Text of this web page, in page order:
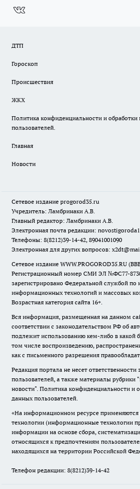
ДТП
Гороскоп
Происшествия
ЖКХ
Политика конфиденциальности и
пользователей.
Главная
Новости
Сетевое издание progorod35.ru
Учредитель: Ламбринаки А.В.
Главный редактор: Ламбринаки А.В.
Электронная почта редакции:
Телефоны: 8(8212)39-14-42, 89041001090
Электронная для других вопросов:
Сетевое издание WWW.PROGOROD35.RU
Регистрационный номер СМИ ЭЛ №ФС77-
зарегистрировано Федеральной службой по
информационных технологий и массовых
Возрастная категория сайта 16+.
Вся информация, размещенная на данном
соответствии с законодательством РФ об
подлежит использованию кем-либо в какой
том числе воспроизведению,
как с письменного разрешения
Редакция портала не несет
пользователей, а также материалы рубрики
новости". Политика конфиденциальности и
данных пользователей.
«На информационном ресурсе применяются
технологии (информационные технологии
информации на основе сбора,
относящихся к предпочтениям
находящихся на территории Российской
Телефон редакции: 8(8212)39-14-42